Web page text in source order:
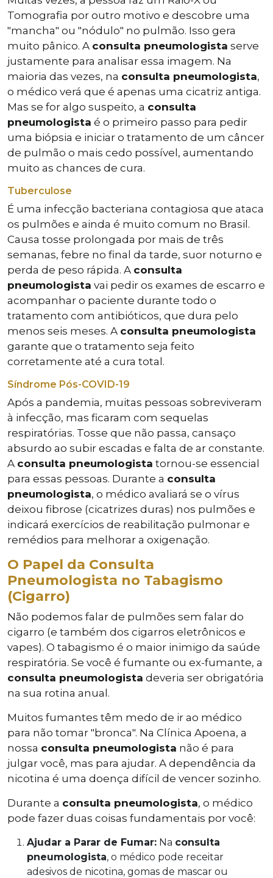
Tomografia por outro motivo e descobre uma
"mancha" ou "nódulo" no pulmão. Isso gera
muito pânico. A consulta pneumologista serve
justamente para analisar essa imagem. Na
maioria das vezes, na consulta pneumologista,
o médico verá que é apenas uma cicatriz antiga.
Mas se for algo suspeito, a consulta
pneumologista é o primeiro passo para pedir
uma biópsia e iniciar o tratamento de um câncer
de pulmão o mais cedo possível, aumentando
muito as chances de cura.
Tuberculose
É uma infecção bacteriana contagiosa que ataca
os pulmões e ainda é muito comum no Brasil.
Causa tosse prolongada por mais de três
semanas, febre no final da tarde, suor noturno e
perda de peso rápida. A consulta
pneumologista vai pedir os exames de escarro e
acompanhar o paciente durante todo o
tratamento com antibióticos, que dura pelo
menos seis meses. A consulta pneumologista
garante que o tratamento seja feito
corretamente até a cura total.
Síndrome Pós-COVID-19
Após a pandemia, muitas pessoas sobreviveram
à infecção, mas ficaram com sequelas
respiratórias. Tosse que não passa, cansaço
absurdo ao subir escadas e falta de ar constante.
A consulta pneumologista tornou-se essencial
para essas pessoas. Durante a consulta
pneumologista, o médico avaliará se o vírus
deixou fibrose (cicatrizes duras) nos pulmões e
indicará exercícios de reabilitação pulmonar e
remédios para melhorar a oxigenação.
O Papel da Consulta
Pneumologista no Tabagismo
(Cigarro)
Não podemos falar de pulmões sem falar do
cigarro (e também dos cigarros eletrônicos e
vapes). O tabagismo é o maior inimigo da saúde
respiratória. Se você é fumante ou ex-fumante, a
consulta pneumologista deveria ser obrigatória
na sua rotina anual.
Muitos fumantes têm medo de ir ao médico
para não tomar "bronca". Na Clínica Apoena, a
nossa consulta pneumologista não é para
julgar você, mas para ajudar. A dependência da
nicotina é uma doença difícil de vencer sozinho.
Durante a consulta pneumologista, o médico
pode fazer duas coisas fundamentais por você:
Ajudar a Parar de Fumar: Na consulta
pneumologista, o médico pode receitar
adesivos de nicotina, gomas de mascar ou